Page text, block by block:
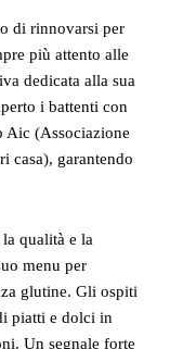
di rinnovarsi per
più attento alle
dedicata alla sua
i battenti con
Aic (Associazione
casa), garantendo
qualità e la
menu per
glutine. Gli ospiti
piatti e dolci in
Un segnale forte